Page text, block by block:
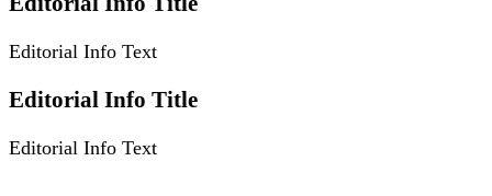
Editorial Info Text
Editorial Info Title
Editorial Info Text